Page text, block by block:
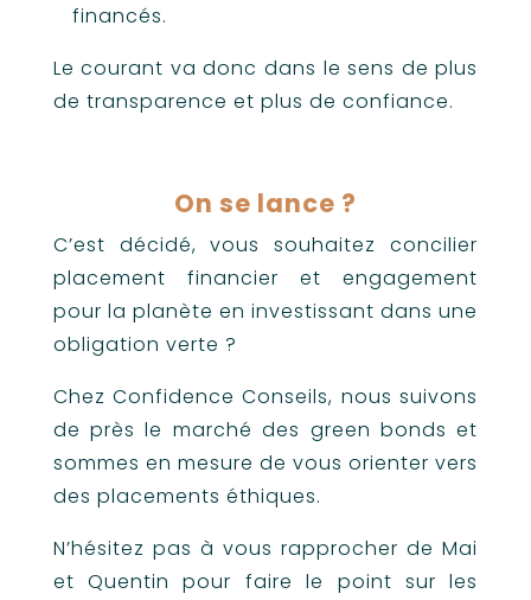
financés.
Le courant va donc dans le sens de plus
de transparence et plus de confiance.
On se lance ?
C’est décidé, vous souhaitez concilier
placement financier et engagement
pour la planète en investissant dans une
obligation verte ?
Chez Confidence Conseils, nous suivons
de près le marché des green bonds et
sommes en mesure de vous orienter vers
des placements éthiques.
N’hésitez pas à vous rapprocher de Mai
et Quentin pour faire le point sur les